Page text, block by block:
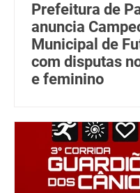
Prefeitura de
anuncia
Municipal de
com disputas
e feminino